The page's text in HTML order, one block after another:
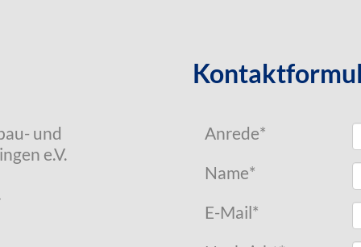
und
e.V.
Anrede*
Name*
E-Mail*